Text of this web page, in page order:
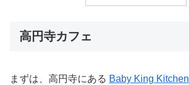
高円寺カフェ
まずは、高円寺にある Baby King Kitchen